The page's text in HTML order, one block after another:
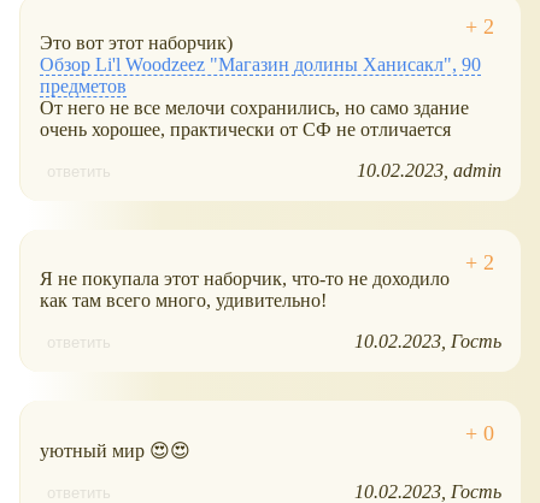
Это вот этот наборчик)
Обзор Li'l Woodzeez "Магазин долины Ханисакл", 90
предметов
От него не все мелочи сохранились, но само здание
очень хорошее, практически от СФ не отличается
ответить 10.02.2023 admin
Я не покупала этот наборчик, что-то не доходило
как там всего много, удивительно!
ответить 10.02.2023 Гость
уютный мир 😍😍
ответить 10.02.2023 Гость